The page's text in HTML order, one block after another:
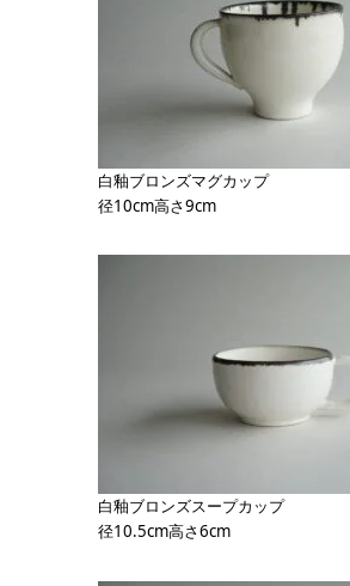
白釉ブロンズマグカップ
径10cm高さ9cm
白釉ブロンズスープカップ
径10.5cm高さ6cm